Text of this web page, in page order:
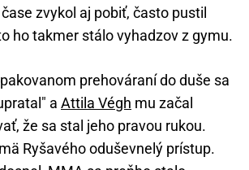
zvykol aj pobiť, často pustil
ho takmer stálo vyhadzov z gymu.
prehováraní do duše sa
a Attila Végh mu začal
že sa stal jeho pravou rukou.
Ryšavého oduševnelý prístup.